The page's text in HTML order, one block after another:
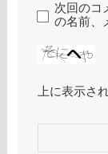
次回のコ
の名前、
上に表示さ